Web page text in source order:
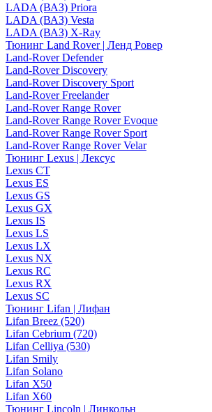
LADA (ВАЗ) Priora
LADA (ВАЗ) Vesta
LADA (ВАЗ) X-Ray
Тюнинг Land Rover | Ленд Ровер
Land-Rover Defender
Land-Rover Discovery
Land-Rover Discovery Sport
Land-Rover Freelander
Land-Rover Range Rover
Land-Rover Range Rover Evoque
Land-Rover Range Rover Sport
Land-Rover Range Rover Velar
Тюнинг Lexus | Лексус
Lexus CT
Lexus ES
Lexus GS
Lexus GX
Lexus IS
Lexus LS
Lexus LX
Lexus NX
Lexus RC
Lexus RX
Lexus SC
Тюнинг Lifan | Лифан
Lifan Breez (520)
Lifan Cebrium (720)
Lifan Celliya (530)
Lifan Smily
Lifan Solano
Lifan X50
Lifan X60
Тюнинг Lincoln | Линкольн